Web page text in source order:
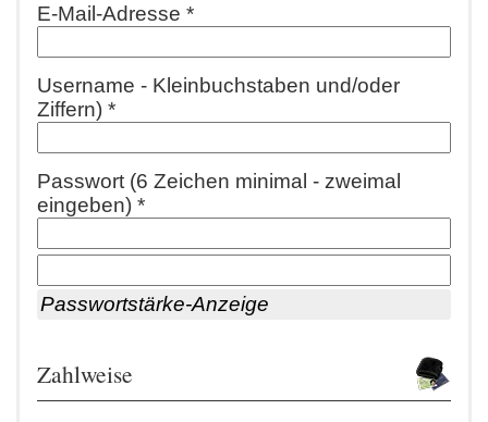
E-Mail-Adresse *
Username - Kleinbuchstaben und/oder
Ziffern) *
Passwort (6 Zeichen minimal - zweimal
eingeben) *
Passwortstärke-Anzeige
Zahlweise